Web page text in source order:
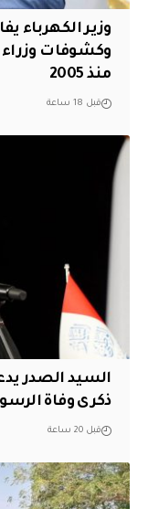
وزير الكهرباء
وكشوفات وزراء
منذ 2005
قبل 18 ساعة
السيد الصدر
ذكرى وفاة
قبل 20 ساعة